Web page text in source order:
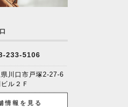
233-5106
川口市戸塚2-27-6
ル２Ｆ
情報を見る